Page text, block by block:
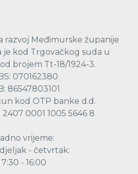
razvoj Međimurske županije
je kod Trgovačkog suda u
brojem Tt-18/1924-3.
070162380
86547803101
kod OTP banke d.d.
2407 0001 1005 5646 8
vrijeme:
- četvrtak:
7:30 - 16:00